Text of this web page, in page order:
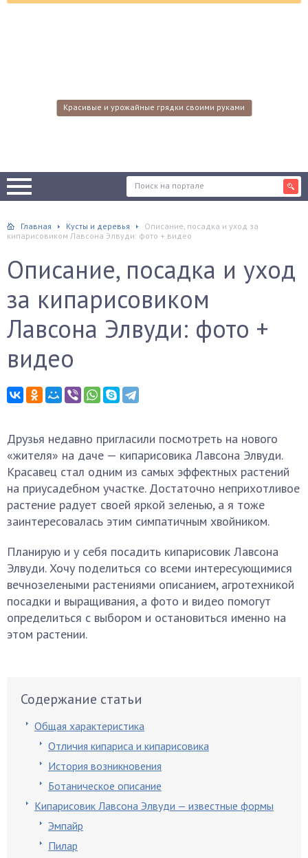
Красивые и урожайные грядки своими руками
Главная Кусты и деревья
Описание, посадка и уход за
кипарисовиком Лавсона Элвуди: фото + видео
Описание, посадка и уход
за кипарисовиком
Лавсона Элвуди: фото +
видео
Друзья недавно пригласили посмотреть на нового
«жителя» на даче — кипарисовика Лавсона Элвуди.
Красавец стал одним из самых эффектных растений
на приусадебном участке. Достаточно неприхотливое
растение радует своей яркой зеленью, а я тоже
заинтересовалась этим симпатичным хвойником.
Планирую и у себя посадить кипарисовик Лавсона
Элвуди. Хочу поделиться со всеми интересующимися
вечнозелеными растениями описанием, агротехникой
посадки и выращивания, а фото и видео помогут
определиться с выбором и остановиться именно на
этом растении.
Содержание статьи
Общая характеристика
Отличия кипариса и кипарисовика
История возникновения
Ботаническое описание
Кипарисовик Лавсона Элвуди — известные формы
Эмпайр
Пилар